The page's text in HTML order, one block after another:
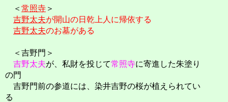
＜ 常照寺 ＞
吉野太夫が開山の日乾上人に帰依する
吉野太夫のお墓がある
＜吉野門＞
吉野太夫が、私財を投じて常照寺に寄進した朱塗り
の門
吉野門前の参道には、染井吉野の桜が植えられてい
る